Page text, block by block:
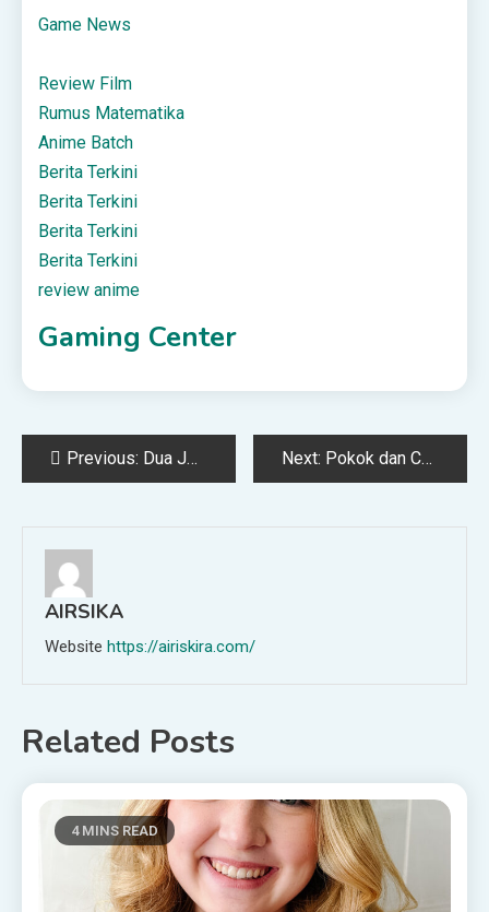
Game News
Review Film
Rumus Matematika
Anime Batch
Berita Terkini
Berita Terkini
Berita Terkini
Berita Terkini
review anime
Gaming Center
PostPrevious: Dua Jenis Nikmat Menurut Ibnul Qayyim: Nikmat Mutlak dan Nikmat Terbatas Next: Pokok dan Cabang Agama: Telaah Kritis terhadap Pembagian Ushul-Furu’
AIRSIKA
Website https://airiskira.com/
Related Posts
4 MINS READ